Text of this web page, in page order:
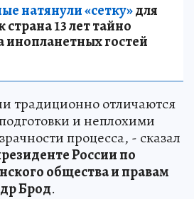
натянули «сетку»для
13 лет тайно
инопланетных гостей
традиционно отличаются
и неплохими
процесса, - сказал
России по
общества и правам
Брод.